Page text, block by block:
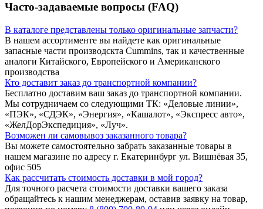
Часто-задаваемые вопросы (FAQ)
В каталоге представлены только оригинальные запчасти?
В нашем ассортименте вы найдете как оригинальные
запасные части производскта Cummins, так и качественные
аналоги Китайского, Европейского и Американского
производства
Кто доставит заказ до транспортной компании?
Бесплатно доставим ваш заказ до транспортной компании.
Мы сотрудничаем со следующими ТК: «Деловые линии»,
«ПЭК», «СДЭК», «Энергия», «Кашалот», «Экспресс авто»,
«ЖелДорЭкспедиция», «Луч».
Возможен ли самовывоз заказанного товара?
Вы можете самостоятельно забрать заказанные товары в
нашем магазине по адресу г. Екатеринбург ул. Вишнёвая 35,
офис 505
Как рассчитать стоимость доставки в мой город?
Для точного расчета стоимости доставки вашего заказа
обращайтесь к нашим менеджерам, оставив заявку на товар,